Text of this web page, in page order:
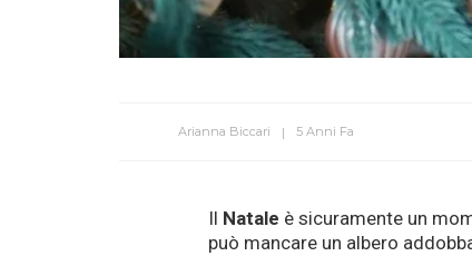
Arianna Biccari 5 Anni Fa
Il Natale è sicuramente un
può mancare un albero